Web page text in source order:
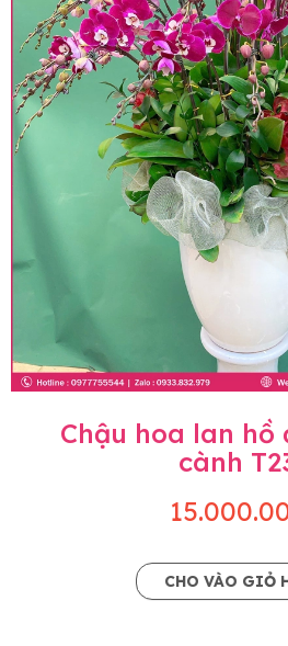
Chậu hoa lan hồ
cành
CHO VÀO GIỎ